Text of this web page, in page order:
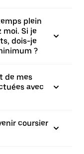
plein
Si je
dois-je
?
de mes
avec
coursier